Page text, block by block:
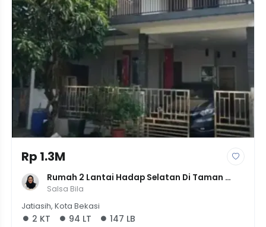
Rp 1.3M
Rumah 2 Lantai Hadap Selatan Di Taman
Cikas Pekayon Jaya, Siap Huni, Harga 1.25M
Salsa Bila
Jatiasih, Kota Bekasi
2 KT 94 LT 147 LB